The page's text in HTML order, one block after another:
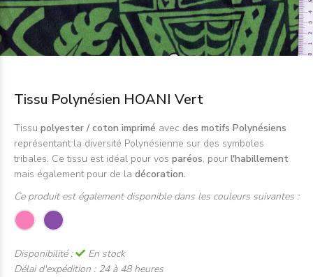
Tissu Polynésien HOANI Vert
Tissu polyester / coton imprimé avec des motifs Polynésiens
représentant la diversité Polynésienne sur des symboles
tribales. Ce tissu est idéal pour vos paréos, pour l'habillement
mais également pour de la décoration.
Ce produit est également disponible dans les couleurs suivantes :
Disponibilité :
En stock
Délai d'expédition : 24 à 48 heures